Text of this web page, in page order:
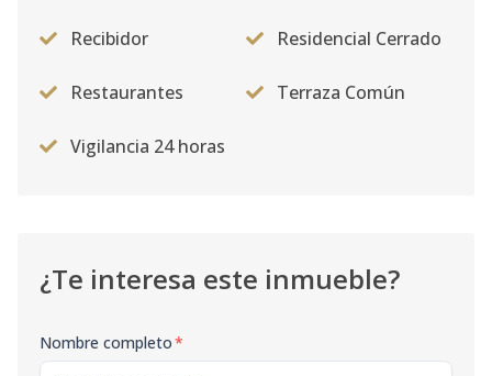
Recibidor Residencial Cerrado
Restaurantes Terraza Común
Vigilancia 24 horas
¿Te interesa este inmueble?
Nombre completo*